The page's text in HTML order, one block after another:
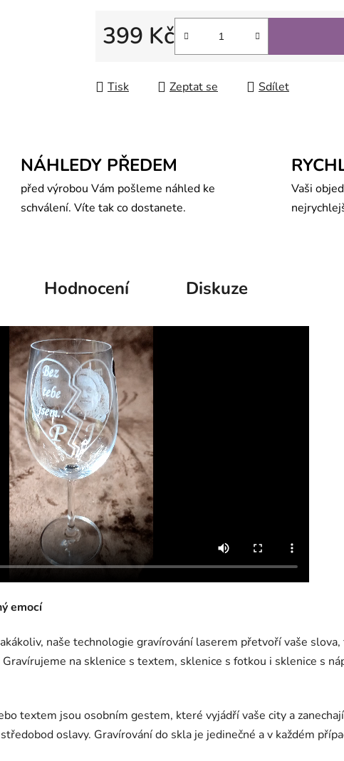
399 Kč
Tisk Zeptat se Sdílet
NÁHLEDY PŘEDEM
před výrobou Vám pošleme náhled ke
schválení. Víte tak co dostanete.
Vaši
Hodnocení Diskuze
emocí
naše technologie gravírování laserem přetvoří vaše
na sklenice s textem, sklenice s fotkou i sklenice s
textem jsou osobním gestem, které vyjádří vaše city a
oslavy. Gravírování do skla je jedinečné a v každém